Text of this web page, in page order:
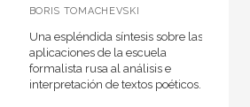
BORIS TOMACHEVSKI
Una espléndida síntesis sobre las
aplicaciones de la escuela
formalista rusa al análisis e
interpretación de textos poéticos.